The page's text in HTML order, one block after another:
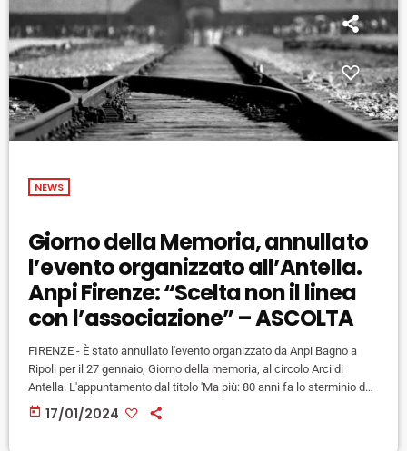
NEWS
Giorno della Memoria, annullato
l’evento organizzato all’Antella.
Anpi Firenze: “Scelta non il linea
con l’associazione” – ASCOLTA
FIRENZE - È stato annullato l'evento organizzato da Anpi Bagno a
Ripoli per il 27 gennaio, Giorno della memoria, al circolo Arci di
Antella. L'appuntamento dal titolo 'Ma più: 80 anni fa lo sterminio del
popolo ebraico da parte dei nazisti - oggi il genocidio del popolo
palestinese da parte dello stato di Israele' nelle scorse ore aveva
today 17/01/2024